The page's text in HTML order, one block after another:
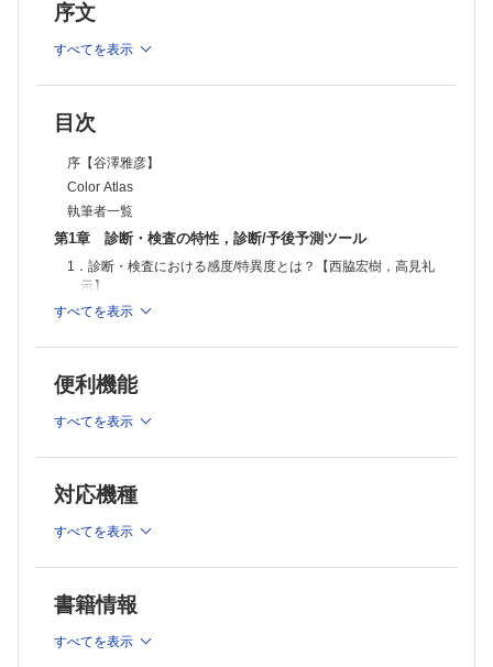
序文
すべてを表示
目次
序【谷澤雅彦】
Color Atlas
執筆者一覧
第1章 診断・検査の特性，診断/予後予測ツール
1．診断・検査における感度/特異度とは？【西脇宏樹，高見礼
示】
2．診断・検査における陽性的中率（PPV）/陰性的中率
善彦】
4．腎疾患における診断/予後予測ツール【佐々木 彰】
第2章 血圧/血管雑音・体液量の評価
1．正しい血圧測定方法と血管雑音【横田 啓】
3．細胞外液量増加時の問診と身体診察【上原圭太】
第3章 腎疾患の診断に必要，または関連する画像検査
心に【髙松由佳】
川武宏，北野夕佳】
すべてを表示
便利機能
すべてを表示
対応機種
すべてを表示
書籍情報
すべてを表示